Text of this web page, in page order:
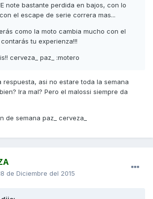
note bastante perdida en bajos, con lo
el escape de serie correra mas...
como la moto cambia mucho con el
tu experienza!!!
cerveza_ paz_ :motero
respuesta, asi no estare toda la semana
Ira mal? Pero el malossi siempre da
de semana paz_ cerveza_
de Diciembre del 2015